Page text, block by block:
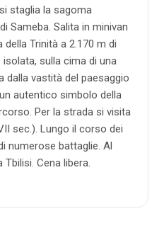
staglia la sagoma
Sameba. Salita in minivan
Trinità a 2.170 m di
sulla cima di una
dalla vastità del paesaggio
autentico simbolo della
Per la strada si visita
sec.). Lungo il corso dei
numerose battaglie. Al
Cena libera.